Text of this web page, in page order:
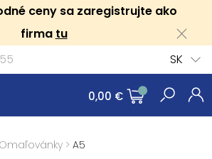
ceny sa zaregistrujte ako
firma tu
SK
0,00 €
Omaľovánky > A5